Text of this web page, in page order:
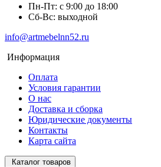
Пн-Пт: с 9:00 до 18:00
Сб-Вс: выходной
info@artmebelnn52.ru
Информация
Оплата
Условия гарантии
О нас
Доставка и сборка
Юридические документы
Контакты
Карта сайта
Каталог товаров